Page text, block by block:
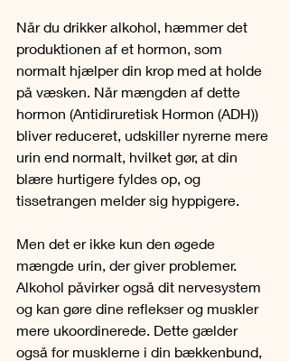
Når du drikker alkohol, hæmmer det
produktionen af et hormon, som
normalt hjælper din krop med at holde
på væsken. Når mængden af dette
hormon (Antidiruretisk Hormon (ADH))
bliver reduceret, udskiller nyrerne mere
urin end normalt, hvilket gør, at din
blære hurtigere fyldes op, og
tissetrangen melder sig hyppigere.
Men det er ikke kun den øgede
mængde urin, der giver problemer.
Alkohol påvirker også dit nervesystem
og kan gøre dine reflekser og muskler
mere ukoordinerede. Dette gælder
også for musklerne i din bækkenbund,